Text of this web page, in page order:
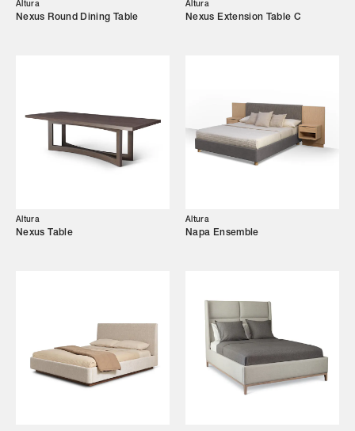
Altura
Nexus Round Dining Table
Altura
Nexus Extension Table C
Altura
Nexus Table
Altura
Napa Ensemble